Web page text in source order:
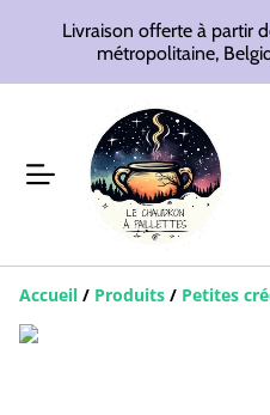
Livraison offerte à partir
métropolitaine,
Accueil / Produits / Petites